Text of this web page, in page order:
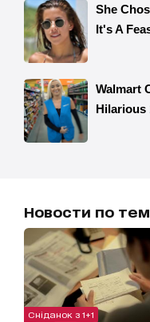
Новости по
Сніданок з 1+1